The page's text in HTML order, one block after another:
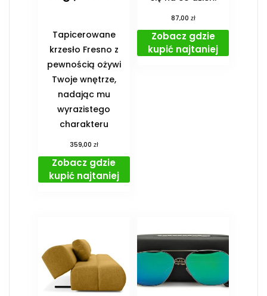
Tapicerowane
krzesło Fresno z
pewnością ożywi
Twoje wnętrze,
nadając mu
wyrazistego
charakteru
359,00 zł
Zobacz gdzie
kupić najtaniej
87,00 zł
Zobacz gdzie
kupić najtaniej